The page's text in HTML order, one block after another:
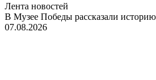
Лента новостей
В Музее Победы рассказали
07.08.2026